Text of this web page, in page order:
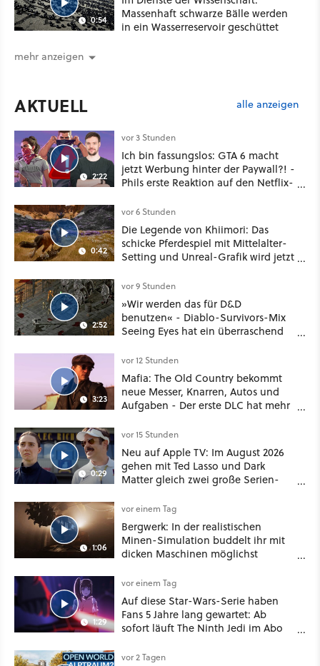
0:54
Massenhaft schwarze Bälle werden
in ein Wasserreservoir geschüttet
mehr anzeigen
AKTUELL alle anzeigen
2:22
vor 3 Stunden
Ich bin fassungslos: GTA 6 macht
jetzt Werbung hinter der Paywall?! -
Phils erste Reaktion auf den Netflix-
0:42
vor 6 Stunden
Die Legende von Khiimori: Das
schicke Pferdespiel mit Mittelalter-
Setting und Unreal-Grafik wird jetzt
2:52
vor 9 Stunden
»Wir werden das für D&D
benutzen« - Diablo-Survivors-Mix
Seeing Eyes hat ein überraschend
3:23
vor 12 Stunden
Mafia: The Old Country bekommt
neue Messer, Knarren, Autos und
Aufgaben - Der erste DLC hat mehr
0:29
vor 15 Stunden
Neu auf Apple TV: Im August 2026
gehen mit Ted Lasso und Dark
Matter gleich zwei große Serien-
1:06
vor einem Tag
Bergwerk: In der realistischen
Minen-Simulation buddelt ihr mit
dicken Maschinen möglichst
1:29
vor einem Tag
Auf diese Star-Wars-Serie haben
Fans 5 Jahre lang gewartet: Ab
sofort läuft The Ninth Jedi im Abo
vor 2 Tagen